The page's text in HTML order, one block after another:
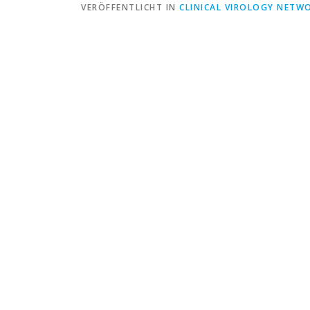
VERÖFFENTLICHT IN CLINICAL VIROLOGY